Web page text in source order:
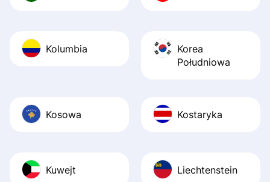
Kolumbia
Korea
Południowa
Kosowa Kostaryka
Kuwejt Liechtenstein